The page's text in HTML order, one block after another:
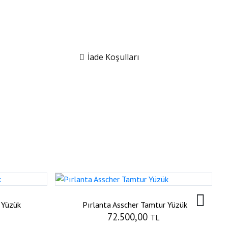
İade Koşulları
Pırlanta Asscher Tamtur Yüzük
72.500,00 TL